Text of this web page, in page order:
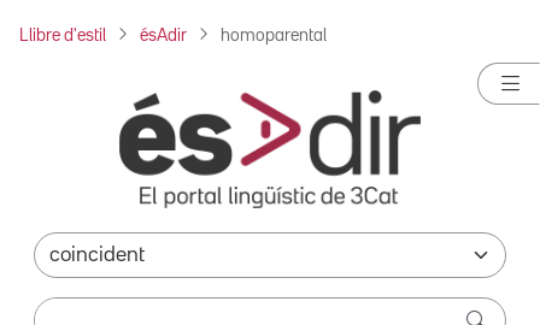
Llibre d'estil ésAdir homoparental